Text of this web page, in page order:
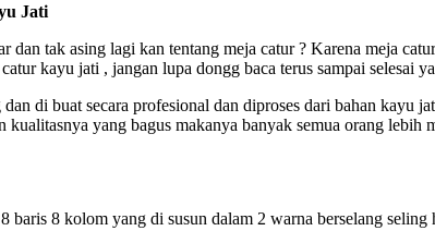
Jati
tak asing lagi kan tentang meja catur ? Karena meja
kayu jati , jangan lupa dongg baca terus sampai selesai
di buat secara profesional dan diproses dari bahan kayu
yang bagus makanya banyak semua orang lebih
baris 8 kolom yang di susun dalam 2 warna berselang seling